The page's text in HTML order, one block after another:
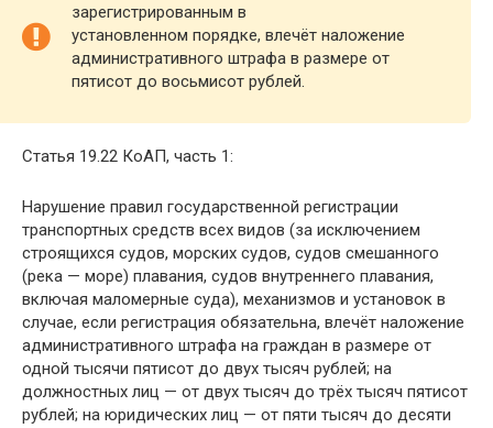
зарегистрированным в
установленном порядке, влечёт наложение
административного штрафа в размере от
пятисот до восьмисот рублей.
Статья 19.22 КоАП, часть 1:
Нарушение правил государственной регистрации
транспортных средств всех видов (за исключением
строящихся судов, морских судов, судов смешанного
(река — море) плавания, судов внутреннего плавания,
включая маломерные суда), механизмов и установок в
случае, если регистрация обязательна, влечёт наложение
административного штрафа на граждан в размере от
одной тысячи пятисот до двух тысяч рублей; на
должностных лиц — от двух тысяч до трёх тысяч пятисот
рублей; на юридических лиц — от пяти тысяч до десяти